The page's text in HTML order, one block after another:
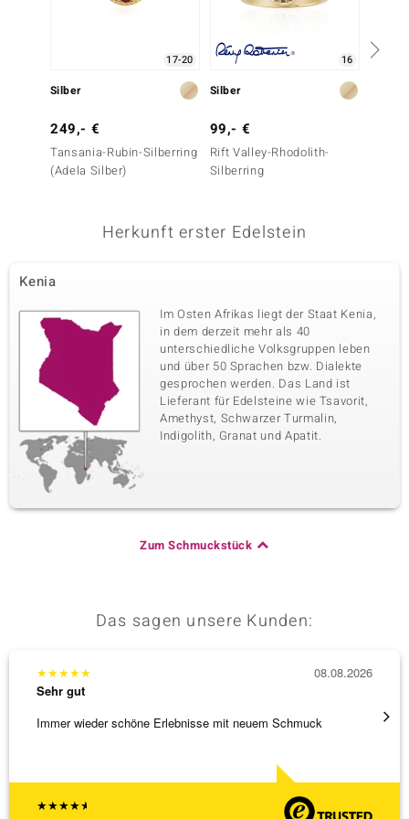
Krappenfassung Kambodscha
Edelsteinvarietät Anzahl und Größe
Karatgewicht Summe
0,449 ct
Schliff
Rundschliff
Fassung Herkunft
17-20
Silber
249,- €
Tansania-Rubin-Silberring
(Adela Silber)
16
Silber
99,- €
Rift Valley-Rhodolith-
Silberring
Herkunft erster Edelstein
Kenia
Im Osten Afrikas liegt der Staat Kenia,
in dem derzeit mehr als 40
unterschiedliche Volksgruppen leben
und über 50 Sprachen bzw. Dialekte
gesprochen werden. Das Land ist
Lieferant für Edelsteine wie Tsavorit,
Amethyst, Schwarzer Turmalin,
Indigolith, Granat und Apatit.
Zum Schmuckstück
Das sagen unsere Kunden:
★★★★★
★★★★★
Sehr gut
Immer wieder schöne Erlebnisse mit neuem Schmuck
08.08.2026